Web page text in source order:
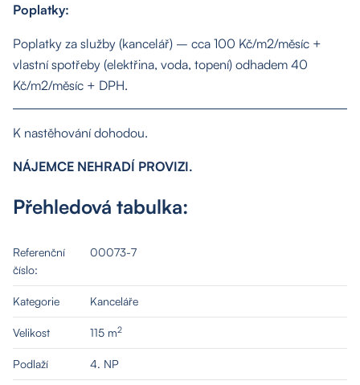
Služby
Kontakt
Poplatky:
Poplatky za služby (kancelář) – cca 100 Kč/m2/měsíc +
vlastní spotřeby (elektřina, voda, topení) odhadem 40
Kč/m2/měsíc + DPH.
K nastěhování dohodou.
NÁJEMCE NEHRADÍ PROVIZI.
Přehledová tabulka:
Referenční
číslo:
00073-7
Kategorie Kanceláře
Velikost 115 m2
Podlaží 4. NP